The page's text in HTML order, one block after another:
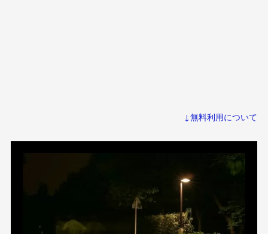
↓無料利用について